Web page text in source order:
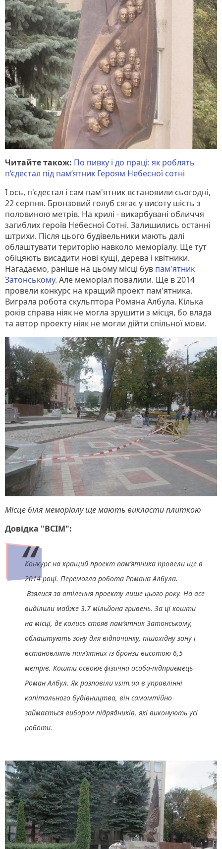
Читайте також: По пивку і до праці: як роблять
п’єдестал під пам’ятник Героям Небесної сотні
І ось, п'єдестал і сам пам'ятник встановили сьогодні,
22 серпня. Бронзовий голуб сягає у висоту шість з
половиною метрів. На крилі - викарбувані обличчя
загиблих героїв Небесної Сотні. Залишились останні
штрихи. Після цього будівельники мають далі
облаштувати територію навколо меморіалу. Ще тут
обіцяють висадити нові кущі, дерева і квітники.
Нагадаємо, раніше на цьому місці був пам'ятник
Затонському. Але меморіал повалили. Ще в 2014
провели конкурс на кращий проект пам'ятника.
Виграла робота скульптора Романа Албула. Кілька
років справа ніяк не могла зрушити з місця, бо влада
та автор проекту ніяк не могли дійти спільної мови.
Місце біля меморіалу ще мають викласти плиткою
Довідка "ВСІМ":
Конкурс на кращий проект пам’ятника провели ще в
2014 році. Перемогла робота Романа Албула.
Взялися за втілення проекту лише цього року. На все
виділили майже 3.7 мільйона гривень. За ці кошти
на місці, де колись стояв пам’ятник Затонському,
облаштують зону для відпочинку, пішохідну зону і
встановлять пам’ятних із бронзи висотою 6,5
метрів. Кошти освоює фізична особа-підприємець
Роман Албул. Як розповіли vsim.ua в управлінні
капітального будівництва, він самомтійно
займається вибором підрядників, які виконують усі
роботи.